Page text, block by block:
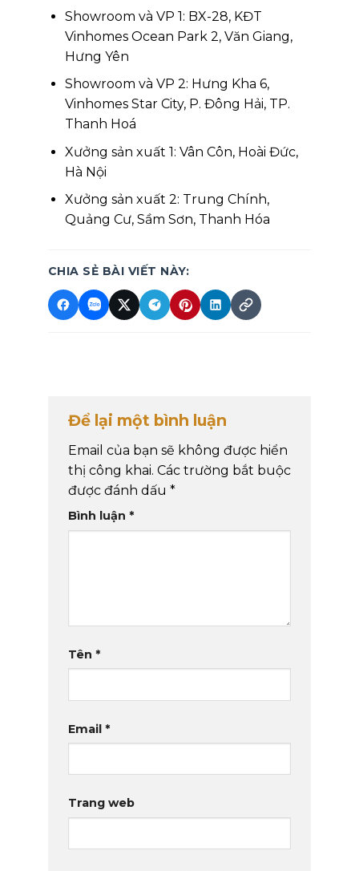
Showroom và VP 1: BX-28, KĐT
Vinhomes Ocean Park 2, Văn Giang,
Hưng Yên
Showroom và VP 2: Hưng Kha 6,
Vinhomes Star City, P. Đông Hải, TP.
Thanh Hoá
Xưởng sản xuất 1: Vân Côn, Hoài Đức,
Hà Nội
Xưởng sản xuất 2: Trung Chính,
Quảng Cư, Sầm Sơn, Thanh Hóa
CHIA SẺ BÀI VIẾT NÀY:
Để lại một bình luận
Email của bạn sẽ không được hiển
thị công khai. Các trường bắt buộc
được đánh dấu *
Bình luận *
Tên *
Email *
Trang web